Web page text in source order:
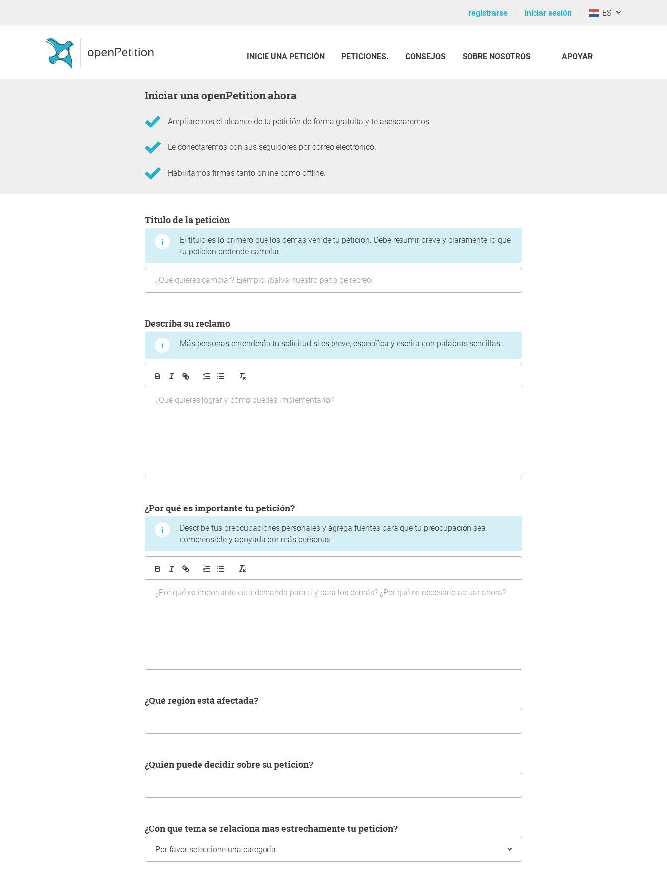
registrarse iniciar sesión ES
INICIE UNA PETICIÓN PETICIONES. CONSEJOS SOBRE NOSOTROS APOYAR
Iniciar una openPetition ahora
Ampliaremos el alcance de tu petición de forma gratuita y te asesoraremos.
Le conectaremos con sus seguidores por correo electrónico.
Habilitamos firmas tanto online como offline.
Titulo de la petición
El título es lo primero que los demás ven de tu petición. Debe resumir breve y claramente lo que
tu petición pretende cambiar.
Describa su reclamo
Más personas entenderán tu solicitud si es breve, específica y escrita con palabras sencillas.
¿Por qué es importante tu petición?
Describe tus preocupaciones personales y agrega fuentes para que tu preocupación sea
comprensible y apoyada por más personas.
¿Qué región está afectada?
¿Quién puede decidir sobre su petición?
¿Con qué tema se relaciona más estrechamente tu petición?